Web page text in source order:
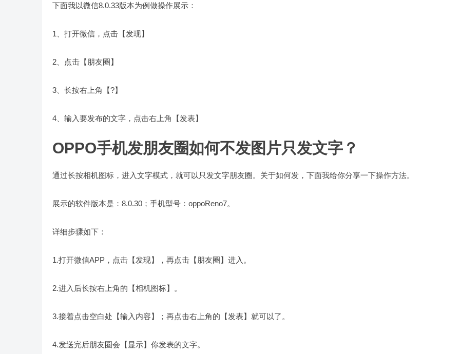
下面我以微信8.0.33版本为例做操作展示：
1、打开微信，点击【发现】
2、点击【朋友圈】
3、长按右上角【?】
4、输入要发布的文字，点击右上角【发表】
OPPO手机发朋友圈如何不发图片只发文字？
通过长按相机图标，进入文字模式，就可以只发文字朋友圈。关于如何发，下面我给你分享一下操作方法。
展示的软件版本是：8.0.30；手机型号：oppoReno7。
详细步骤如下：
1.打开微信APP，点击【发现】，再点击【朋友圈】进入。
2.进入后长按右上角的【相机图标】。
3.接着点击空白处【输入内容】；再点击右上角的【发表】就可以了。
4.发送完后朋友圈会【显示】你发表的文字。